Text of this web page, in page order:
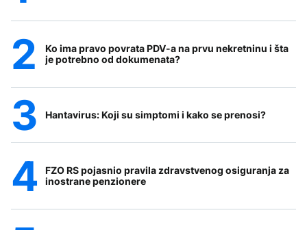
Ko ima pravo povrata PDV-a na prvu nekretninu i šta
je potrebno od dokumenata?
Hantavirus: Koji su simptomi i kako se prenosi?
FZO RS pojasnio pravila zdravstvenog osiguranja za
inostrane penzionere